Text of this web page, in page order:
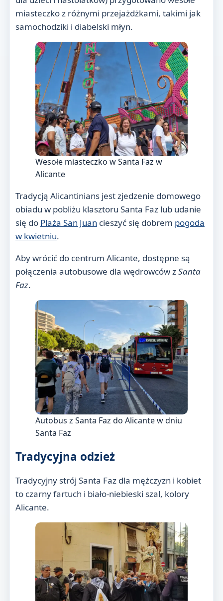
miasteczko z różnymi przejażdżkami, takimi jak
samochodziki i diabelski młyn.
Wesołe miasteczko w Santa Faz w
Alicante
Tradycją Alicantinians jest zjedzenie domowego
obiadu w pobliżu klasztoru Santa Faz lub udanie
się do Plaża San Juan cieszyć się dobrem pogoda
w kwietniu.
Aby wrócić do centrum Alicante, dostępne są
połączenia autobusowe dla wędrowców zSanta
Faz.
Autobus z Santa Faz do Alicante w dniu
Santa Faz
Tradycyjna odzież
Tradycyjny strój Santa Faz dla mężczyzn i kobiet
to czarny fartuch i biało-niebieski szal, kolory
Alicante.